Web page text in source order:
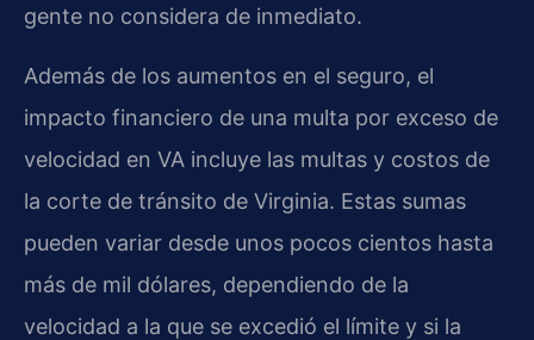
gente no considera de inmediato.
Además de los aumentos en el seguro, el
impacto financiero de una multa por exceso de
velocidad en VA incluye las multas y costos de
la corte de tránsito de Virginia. Estas sumas
pueden variar desde unos pocos cientos hasta
más de mil dólares, dependiendo de la
velocidad a la que se excedió el límite y si la